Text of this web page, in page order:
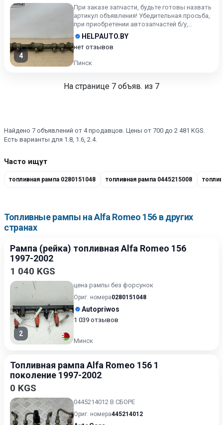
4
При заказе запчасти, будьте готовы назвать
артикул объявления! Убедительная просьба,
при приобретении автозапчастей б/у,
внимательно подходи...
HELPAUTO.BY
нет отзывов
Пинск
На странице 7 объяв. из 7
Найдено 7 объявлений от 4 продавцов. Цены от 700 до 2 481 KGS.
Есть варианты для 1.8, 1.6, 2.4.
Часто ищут
топливная рампа 0280151048 топливная рампа 0445215008
Топливные рампы на Alfa Romeo 156 в других
странах
Рампа (рейка) топливная Alfa Romeo 156
1997-2002
1 040 KGS
2
цена рампы без форсунок
Ориг. номера0280151048
Autopriwos
1 039 отзывов
Минск
Топливная рампа Alfa Romeo 156 1
поколение 1997-2002
0 KGS
0445214012 В СБОРЕ
Ориг. номера445214012